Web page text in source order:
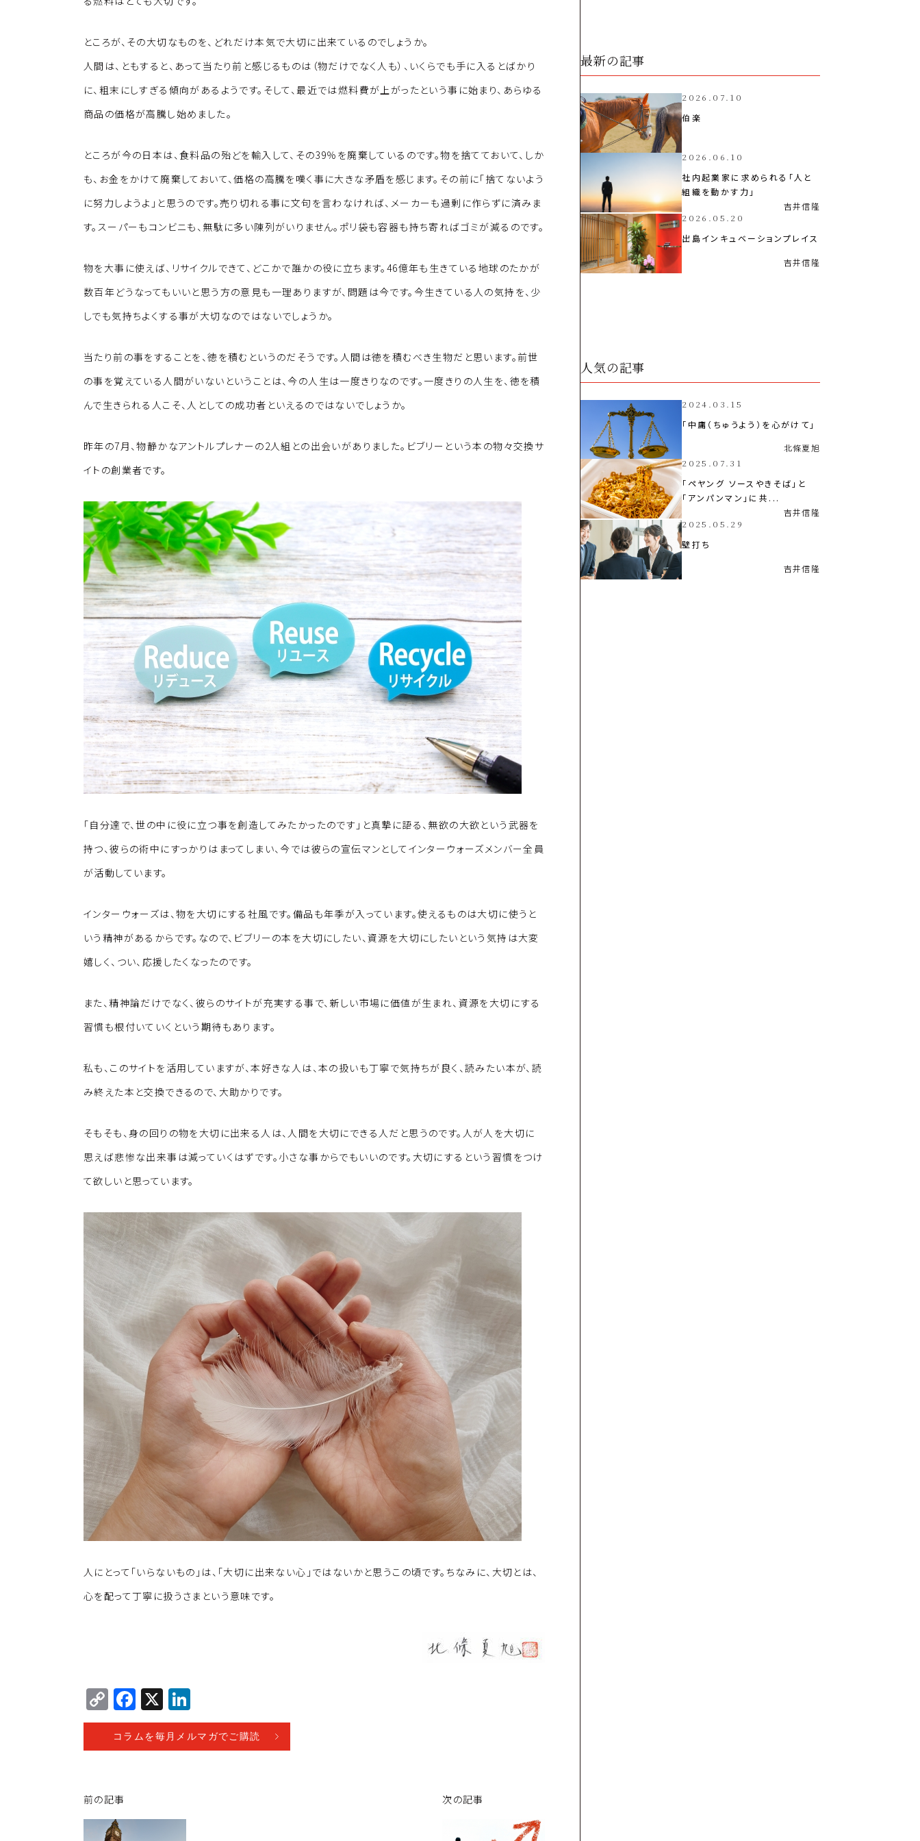
k o
k
ところが、その大切なものを、どれだけ本気で大切に出来ているのでしょうか。
人間は、ともすると、あって当たり前と感じるものは（物だけでなく人も）、いくらでも手に入るとばかり
に、粗末にしすぎる傾向があるようです。そして、最近では燃料費が上がったという事に始まり、あらゆる
商品の価格が高騰し始めました。
ところが今の日本は、食料品の殆どを輸入して、その39％を廃棄しているのです。物を捨てておいて、しか
も、お金をかけて廃棄しておいて、価格の高騰を嘆く事に大きな矛盾を感じます。その前に「捨てないよう
に努力しようよ」と思うのです。売り切れる事に文句を言わなければ、メーカーも過剰に作らずに済みま
す。スーパーもコンビニも、無駄に多い陳列がいりません。ポリ袋も容器も持ち寄ればゴミが減るのです。
物を大事に使えば、リサイクルできて、どこかで誰かの役に立ちます。46億年も生きている地球のたかが
数百年どうなってもいいと思う方の意見も一理ありますが、問題は今です。今生きている人の気持を、少
しでも気持ちよくする事が大切なのではないでしょうか。
当たり前の事をすることを、徳を積むというのだそうです。人間は徳を積むべき生物だと思います。前世
の事を覚えている人間がいないということは、今の人生は一度きりなのです。一度きりの人生を、徳を積
んで生きられる人こそ、人としての成功者といえるのではないでしょうか。
昨年の7月、物静かなアントルプレナーの2人組との出会いがありました。ビブリーという本の物々交換サ
イトの創業者です。
「自分達で、世の中に役に立つ事を創造してみたかったのです」と真摯に語る、無欲の大欲という武器を
持つ、彼らの術中にすっかりはまってしまい、今では彼らの宣伝マンとしてインターウォーズメンバー全員
が活動しています。
インターウォーズは、物を大切にする社風です。備品も年季が入っています。使えるものは大切に使うと
いう精神があるからです。なので、ビブリーの本を大切にしたい、資源を大切にしたいという気持は大変
嬉しく、つい、応援したくなったのです。
また、精神論だけでなく、彼らのサイトが充実する事で、新しい市場に価値が生まれ、資源を大切にする
習慣も根付いていくという期待もあります。
私も、このサイトを活用していますが、本好きな人は、本の扱いも丁寧で気持ちが良く、読みたい本が、読
み終えた本と交換できるので、大助かりです。
そもそも、身の回りの物を大切に出来る人は、人間を大切にできる人だと思うのです。人が人を大切に
思えば悲惨な出来事は減っていくはずです。小さな事からでもいいのです。大切にするという習慣をつけ
て欲しいと思っています。
人にとって「いらないもの」は、「大切に出来ない心」ではないかと思うこの頃です。ちなみに、大切とは、
心を配って丁寧に扱うさまという意味です。
C
o
p
Li
n
k
F
a
c
o
X
n
k
コラムを毎月メルマガでご購読
前の記事 次の記事
最新の記事
2026.07.10
伯楽
2026.06.10
社内起業家に求められる「人と
組織を動かす力」
吉井信隆
2026.05.20
出島インキュベーションプレイス
吉井信隆
人気の記事
2024.03.15
「中庸（ちゅうよう）を心がけて」
北條夏旭
2025.07.31
「ペヤング ソースやきそば」と
「アンパンマン」に共...
吉井信隆
2025.05.29
壁打ち
吉井信隆